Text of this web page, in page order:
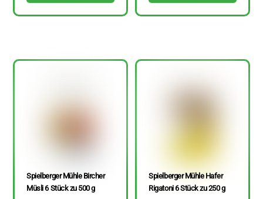
Spielberger Mühle Bircher
Müsli 6 Stück zu 500 g
Spielberger Mühle Hafer
Rigatoni 6 Stück zu 250 g